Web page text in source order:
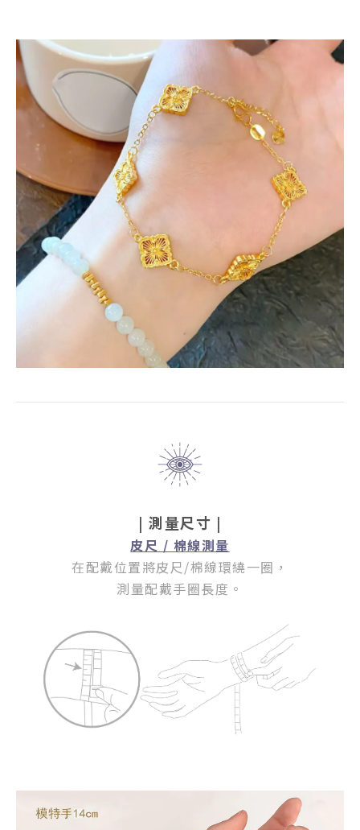
| 測量尺寸 |
皮尺 / 棉線測量
在配戴位置將皮尺/棉線環繞一圈 ，
測量配戴手圈長度。